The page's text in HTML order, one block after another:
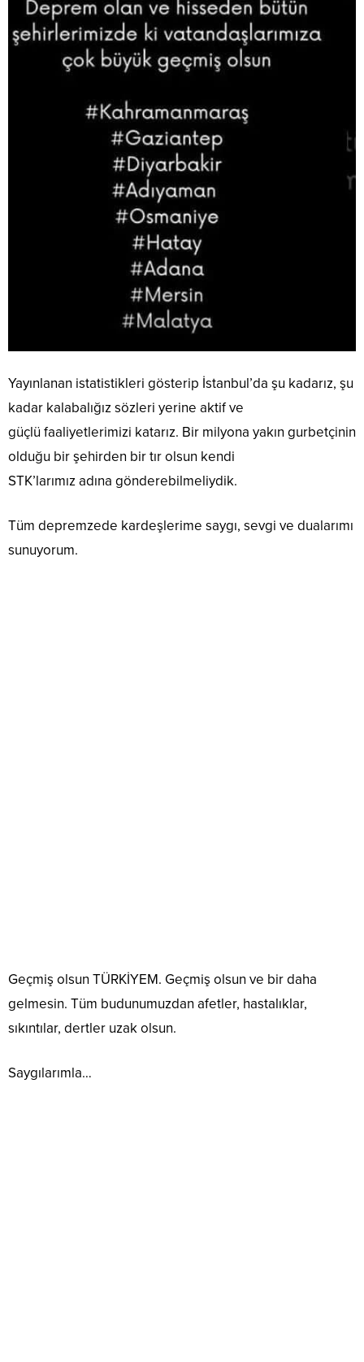
Yayınlanan istatistikleri gösterip İstanbul’da şu kadarız, şu
kadar kalabalığız sözleri yerine aktif ve
güçlü faaliyetlerimizi katarız. Bir milyona yakın gurbetçinin
olduğu bir şehirden bir tır olsun kendi
STK’larımız adına gönderebilmeliydik.
Tüm depremzede kardeşlerime saygı, sevgi ve dualarımı
sunuyorum.
Geçmiş olsun TÜRKİYEM. Geçmiş olsun ve bir daha
gelmesin. Tüm budunumuzdan afetler, hastalıklar,
sıkıntılar, dertler uzak olsun.
Saygılarımla…